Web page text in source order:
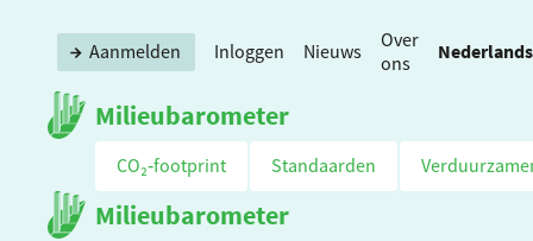
Milieubarometer
Aanmelden Inloggen Nieuws
Over
ons
Nederlands
CO₂‑footprint Standaarden
Milieubarometer